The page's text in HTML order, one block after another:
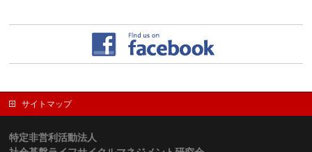
サイトマップ
特定非営利活動法人